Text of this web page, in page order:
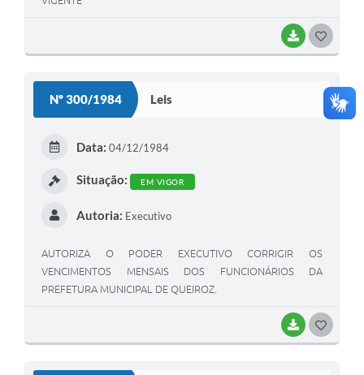
BAIXAR
Nº 300/1984 Leis
BAIXAR
Data: 04/12/1984
Situação: EM VIGOR
Autoria: Executivo
AUTORIZA O PODER EXECUTIVO CORRIGIR OS
VENCIMENTOS MENSAIS DOS FUNCIONÁRIOS DA
PREFETURA MUNICIPAL DE QUEIROZ.